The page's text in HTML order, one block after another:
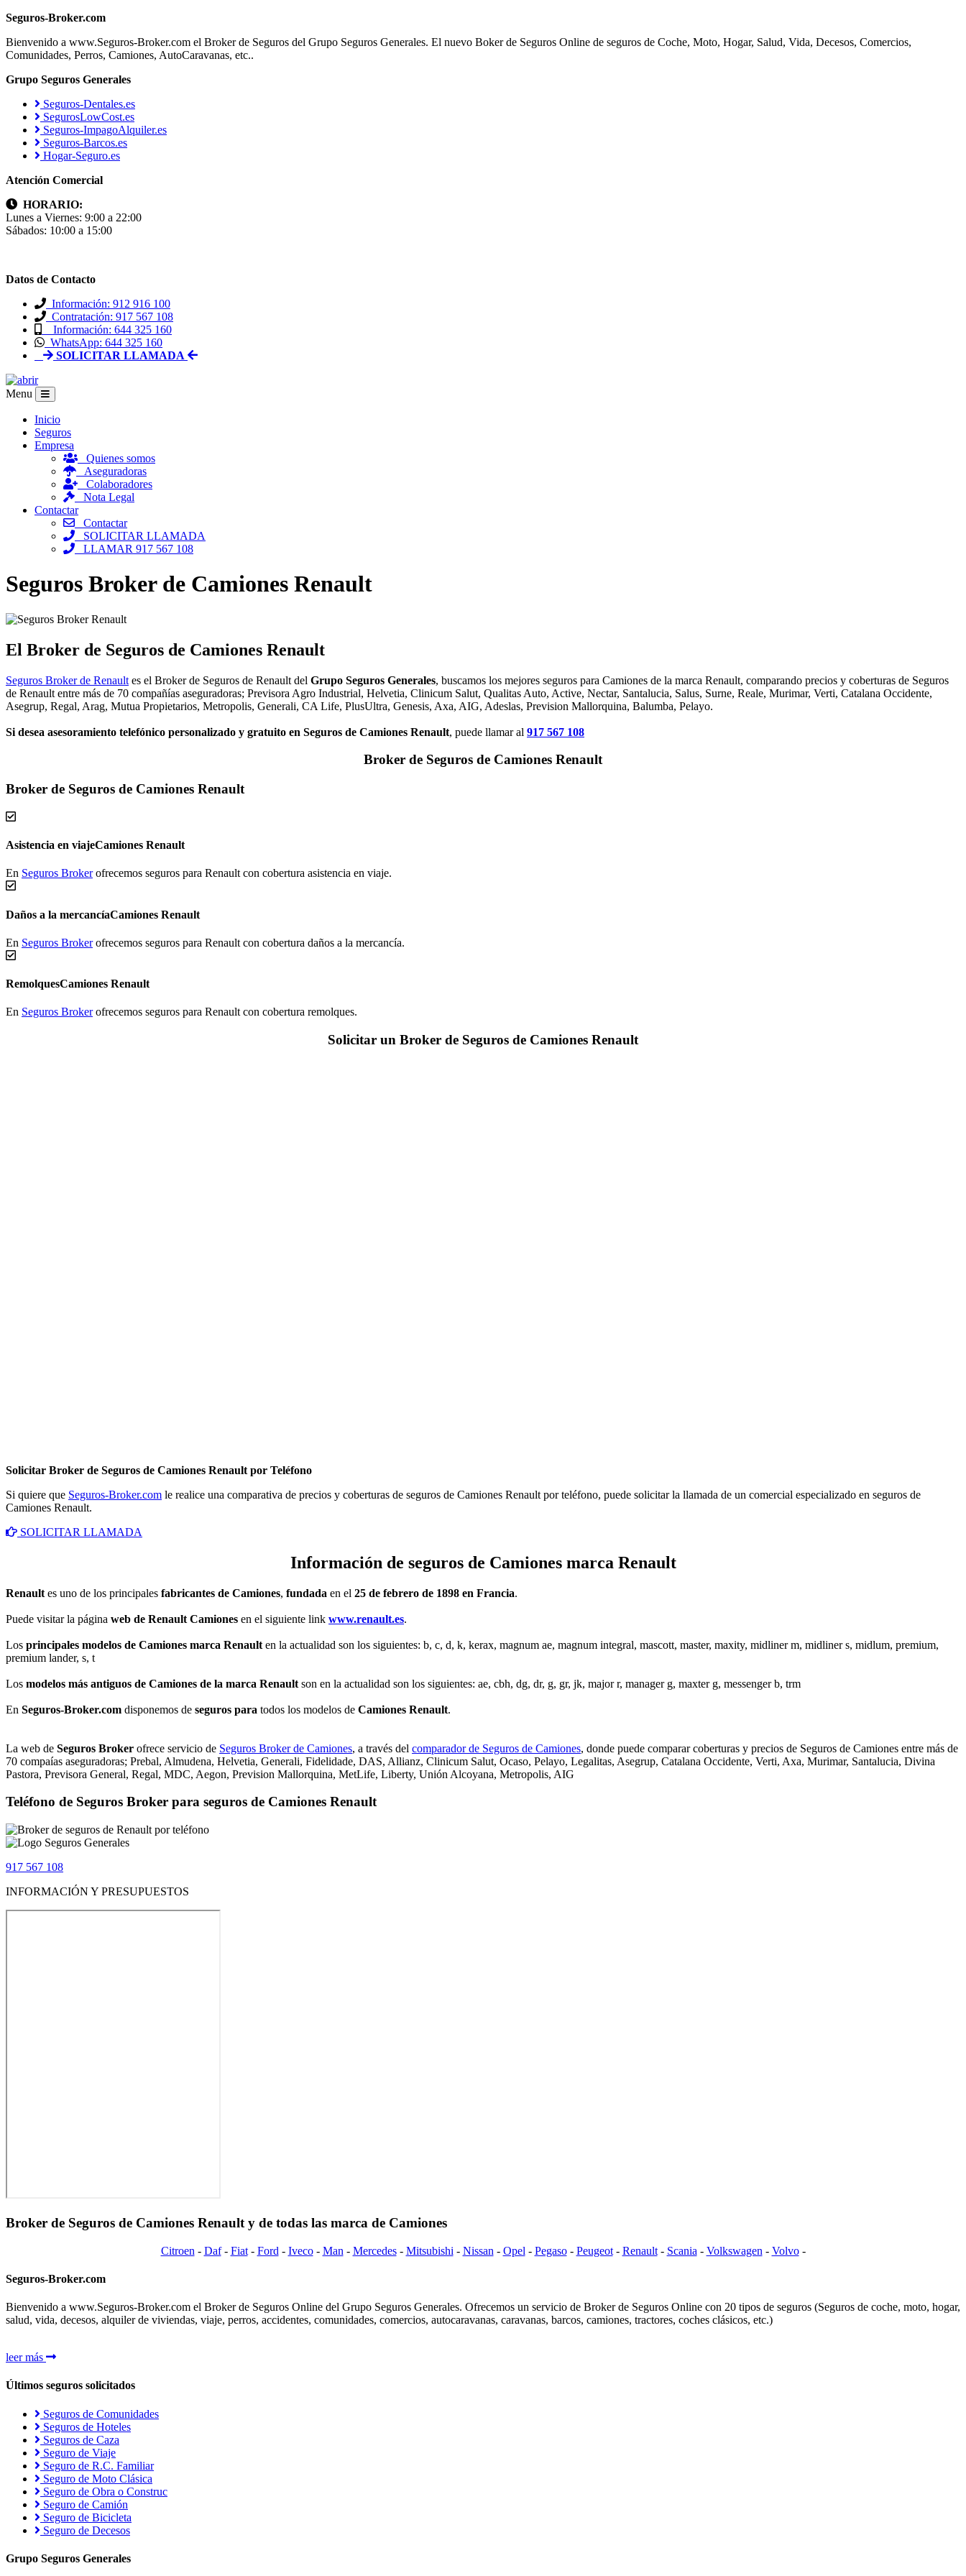
Seguros-Broker.com
Bienvenido a www.Seguros-Broker.com el Broker de Seguros del Grupo Seguros Generales. El nuevo Boker de Seguros Online de seguros de Coche, Moto, Hogar, Salud, Vida, Decesos, Comercios,
Comunidades, Perros, Camiones, AutoCaravanas, etc..
Grupo Seguros Generales
Seguros-Dentales.es
SegurosLowCost.es
Seguros-ImpagoAlquiler.es
Seguros-Barcos.es
Hogar-Seguro.es
Atención Comercial
HORARIO:
Lunes a Viernes: 9:00 a 22:00
Sábados: 10:00 a 15:00
Datos de Contacto
Información: 912 916 100
Contratación: 917 567 108
Información: 644 325 160
WhatsApp: 644 325 160
SOLICITAR LLAMADA
Menu
Inicio
Seguros
Empresa
Quienes somos
Aseguradoras
Colaboradores
Nota Legal
Contactar
Contactar
SOLICITAR LLAMADA
LLAMAR 917 567 108
Seguros Broker de Camiones Renault
El Broker de Seguros de Camiones Renault
Seguros Broker de Renault es el Broker de Seguros de Renault del Grupo Seguros Generales, buscamos los mejores seguros para Camiones de la marca Renault, comparando precios y coberturas de Seguros
de Renault entre más de 70 compañías aseguradoras; Previsora Agro Industrial, Helvetia, Clinicum Salut, Qualitas Auto, Active, Nectar, Santalucia, Salus, Surne, Reale, Murimar, Verti, Catalana Occidente,
Asegrup, Regal, Arag, Mutua Propietarios, Metropolis, Generali, CA Life, PlusUltra, Genesis, Axa, AIG, Adeslas, Prevision Mallorquina, Balumba, Pelayo.
Si desea asesoramiento telefónico personalizado y gratuito en Seguros de Camiones Renault, puede llamar al 917 567 108
Broker de Seguros de Camiones Renault
Broker de Seguros de Camiones Renault
Asistencia en viajeCamiones Renault
En Seguros Brokerofrecemos seguros para Renault con cobertura asistencia en viaje.
Daños a la mercancíaCamiones Renault
En Seguros Brokerofrecemos seguros para Renault con cobertura daños a la mercancía.
RemolquesCamiones Renault
En Seguros Brokerofrecemos seguros para Renault con cobertura remolques.
Solicitar un Broker de Seguros de Camiones Renault
Solicitar Broker de Seguros de Camiones Renault por Teléfono
Si quiere que Seguros-Broker.com le realice una comparativa de precios y coberturas de seguros de Camiones Renault por teléfono, puede solicitar la llamada de un comercial especializado en seguros de
Camiones Renault.
SOLICITAR LLAMADA
Información de seguros de Camiones marca Renault
Renault es uno de los principales fabricantes de Camiones, fundada en el 25 de febrero de 1898 en Francia.
Puede visitar la página web de Renault Camiones en el siguiente link www.renault.es.
Los principales modelos de Camiones marca Renault en la actualidad son los siguientes: b, c, d, k, kerax, magnum ae, magnum integral, mascott, master, maxity, midliner m, midliner s, midlum, premium,
premium lander, s, t
Los modelos más antiguos de Camiones de la marca Renault son en la actualidad son los siguientes: ae, cbh, dg, dr, g, gr, jk, major r, manager g, maxter g, messenger b, trm
En Seguros-Broker.com disponemos de seguros para todos los modelos de Camiones Renault.
La web de Seguros Broker ofrece servicio de Seguros Broker de Camiones, a través del comparador de Seguros de Camiones, donde puede comparar coberturas y precios de Seguros de Camiones entre más de
70 compaías aseguradoras; Prebal, Almudena, Helvetia, Generali, Fidelidade, DAS, Allianz, Clinicum Salut, Ocaso, Pelayo, Legalitas, Asegrup, Catalana Occidente, Verti, Axa, Murimar, Santalucia, Divina
Pastora, Previsora General, Regal, MDC, Aegon, Prevision Mallorquina, MetLife, Liberty, Unión Alcoyana, Metropolis, AIG
Teléfono de Seguros Broker para seguros de Camiones Renault
917 567 108
INFORMACIÓN Y PRESUPUESTOS
Broker de Seguros de Camiones Renault y de todas las marca de Camiones
Citroen - Daf- Fiat- Ford - Iveco- Man - Mercedes- Mitsubishi - Nissan - Opel - Pegaso- Peugeot- Renault- Scania - Volkswagen - Volvo-
Seguros-Broker.com
Bienvenido a www.Seguros-Broker.com el Broker de Seguros Online del Grupo Seguros Generales. Ofrecemos un servicio de Broker de Seguros Online con 20 tipos de seguros (Seguros de coche, moto, hogar,
salud, vida, decesos, alquiler de viviendas, viaje, perros, accidentes, comunidades, comercios, autocaravanas, caravanas, barcos, camiones, tractores, coches clásicos, etc.)
leer más
Últimos seguros solicitados
Seguros de Comunidades
Seguros de Hoteles
Seguros de Caza
Seguro de Viaje
Seguro de R.C. Familiar
Seguro de Moto Clásica
Seguro de Obra o Construc
Seguro de Camión
Seguro de Bicicleta
Seguro de Decesos
Grupo Seguros Generales